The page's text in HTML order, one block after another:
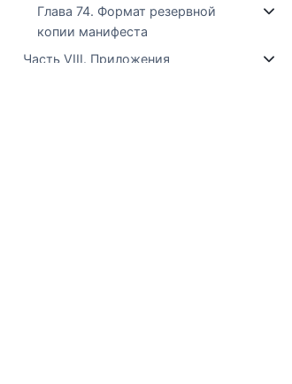
Глава 74. Формат резервной
копии манифеста
Часть VIII. Приложения